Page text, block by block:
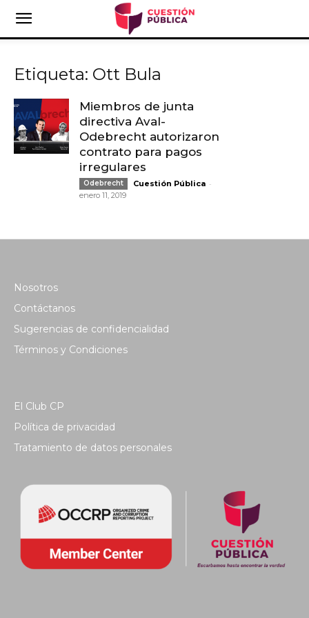
Etiqueta: Ott Bula
Miembros de junta
directiva Aval-
Odebrecht autorizaron
contrato para pagos
irregulares
Odebrecht Cuestión Pública -
enero 11, 2019
Nosotros
Contáctanos
Sugerencias de confidencialidad
Términos y Condiciones
El Club CP
Política de privacidad
Tratamiento de datos personales